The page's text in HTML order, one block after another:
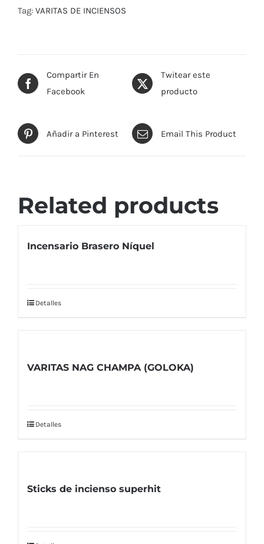
Tag: VARITAS DE INCIENSOS
Compartir En
Facebook
Twitear este
producto
Añadir a Pinterest Email This Product
Related products
Incensario Brasero Níquel
Detalles
VARITAS NAG CHAMPA (GOLOKA)
Detalles
Sticks de incienso superhit